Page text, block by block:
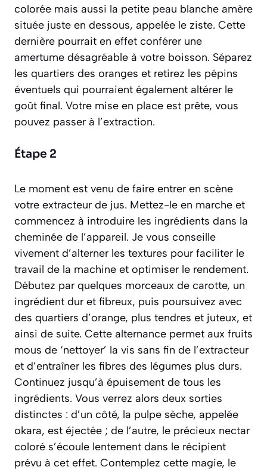
colorée mais aussi la petite peau blanche amère
située juste en dessous, appelée le ziste. Cette
dernière pourrait en effet conférer une
amertume désagréable à votre boisson. Séparez
les quartiers des oranges et retirez les pépins
éventuels qui pourraient également altérer le
goût final. Votre mise en place est prête, vous
pouvez passer à l’extraction.
Étape 2
Le moment est venu de faire entrer en scène
votre extracteur de jus. Mettez-le en marche et
commencez à introduire les ingrédients dans la
cheminée de l’appareil. Je vous conseille
vivement d’alterner les textures pour faciliter le
travail de la machine et optimiser le rendement.
Débutez par quelques morceaux de carotte, un
ingrédient dur et fibreux, puis poursuivez avec
des quartiers d’orange, plus tendres et juteux, et
ainsi de suite. Cette alternance permet aux fruits
mous de ‘nettoyer’ la vis sans fin de l’extracteur
et d’entraîner les fibres des légumes plus durs.
Continuez jusqu’à épuisement de tous les
ingrédients. Vous verrez alors deux sorties
distinctes : d’un côté, la pulpe sèche, appelée
okara, est éjectée ; de l’autre, le précieux nectar
coloré s’écoule lentement dans le récipient
prévu à cet effet. Contemplez cette magie, le